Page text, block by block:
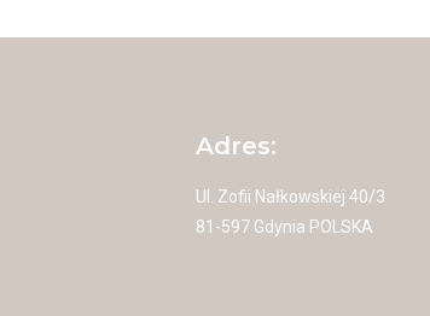
Adres:
Ul. Zofii Nałkowskiej 40/3
81-597 Gdynia POLSKA